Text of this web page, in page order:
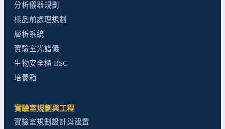
分析儀器規劃
樣品前處理規劃
層析系統
實驗室光譜儀
生物安全櫃 BSC
培養箱
實驗室規劃與工程
實驗室規劃設計與建置